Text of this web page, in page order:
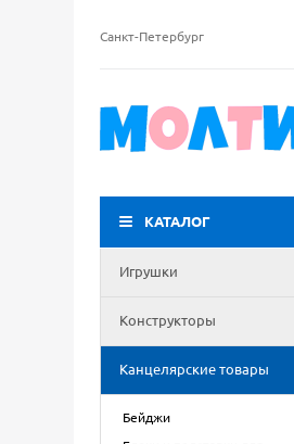
Санкт-Петербург
КАТАЛОГ
Игрушки
Конструкторы
Канцелярские товары
Бейджи